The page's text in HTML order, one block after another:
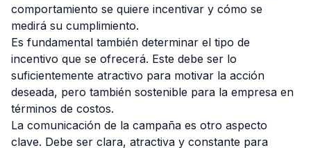
comportamiento se quiere incentivar y cómo se
medirá su cumplimiento.
Es fundamental también determinar el tipo de
incentivo que se ofrecerá. Este debe ser lo
suficientemente atractivo para motivar la acción
deseada, pero también sostenible para la empresa en
términos de costos.
La comunicación de la campaña es otro aspecto
clave. Debe ser clara, atractiva y constante para